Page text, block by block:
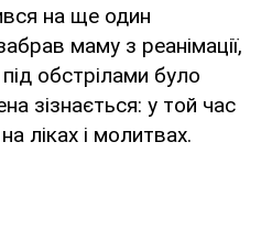
на ще один
маму з реанімації,
обстрілами було
зізнається: у той час
ліках і молитвах.